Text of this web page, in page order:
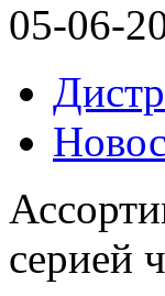
05-06-
серией